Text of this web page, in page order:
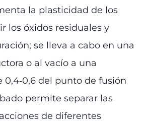
la plasticidad de los
los óxidos residuales y
se lleva a cabo en una
o al vacío a una
del punto de fusión
permite separar las
de diferentes